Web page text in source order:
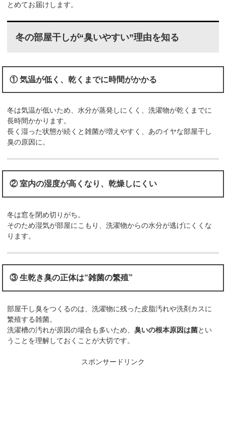
とめてお届けします。
冬の部屋干しが“臭いやすい”理由を知る
① 気温が低く、乾くまでに時間がかかる
冬は気温が低いため、水分が蒸発しにくく、洗濯物が乾くまでに
長時間かかります。
長く湿った状態が続くと雑菌が増えやすく、あのイヤな部屋干し
臭の原因に。
② 室内の湿度が高くなり、乾燥しにくい
冬は窓を閉め切りがち。
そのため湿気が部屋にこもり、洗濯物からの水分が逃げにくくな
ります。
③ 生乾き臭の正体は“雑菌の繁殖”
部屋干し臭をつくるのは、洗濯物に残った皮脂汚れや洗剤カスに
繁殖する雑菌。
洗濯槽の汚れが原因の場合も多いため、臭いの根本原因は菌とい
うことを理解しておくことが大切です。
スポンサードリンク